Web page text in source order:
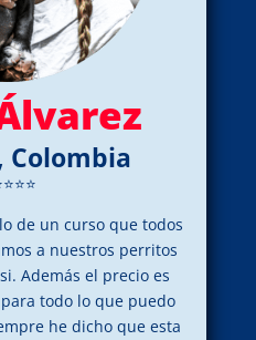
Colombia
de un curso que todos
a nuestros perritos
Además el precio es
todo lo que puedo
he dicho que esta